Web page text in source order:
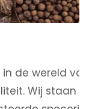
de wereld van
Wij staan